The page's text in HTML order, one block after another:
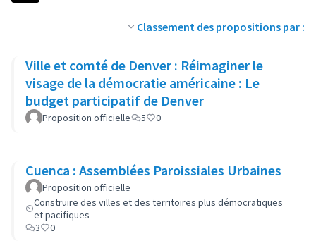
Classement des propositions par :
Ville et comté de Denver : Réimaginer le
visage de la démocratie américaine : Le
budget participatif de Denver
Proposition officielle 5 0
Cuenca : Assemblées Paroissiales Urbaines
Proposition officielle
Construire des villes et des territoires plus démocratiques
et pacifiques
3
0